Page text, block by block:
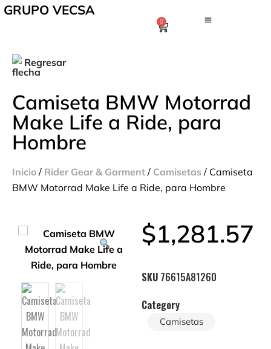
GRUPO VECSA
0
Regresar
Camiseta BMW Motorrad
Make Life a Ride, para
Hombre
Inicio / Rider Gear & Garment / Camisetas / Camiseta
BMW Motorrad Make Life a Ride, para Hombre
$1,281.57
SKU 76615A81260
Category
Camisetas